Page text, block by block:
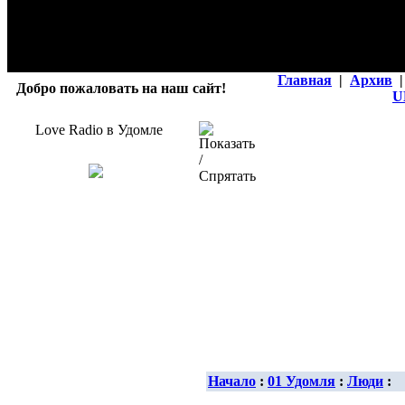
Добро пожаловать на наш сайт!
Главная | Архив |
Love Radio в Удомле
Начало : 01 Удомля : Люди :